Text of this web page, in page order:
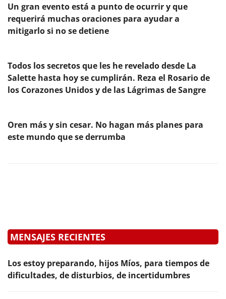
Un gran evento está a punto de ocurrir y que
requerirá muchas oraciones para ayudar a
mitigarlo si no se detiene
Todos los secretos que les he revelado desde La
Salette hasta hoy se cumplirán. Reza el Rosario de
los Corazones Unidos y de las Lágrimas de Sangre
Oren más y sin cesar. No hagan más planes para
este mundo que se derrumba
MENSAJES RECIENTES
Los estoy preparando, hijos Míos, para tiempos de
dificultades, de disturbios, de incertidumbres